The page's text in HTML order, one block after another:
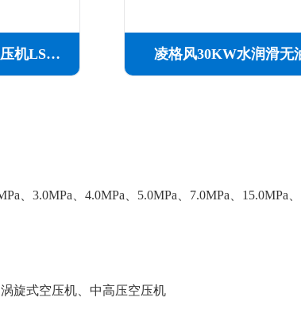
凌格风30KW永磁变频无油水润滑空压机LSW PM系列 凌格风30KW水润滑无
、3.0MPa、4.0MPa、5.0MPa、7.0MPa、15.0MPa、
旋式空压机、中高压空压机